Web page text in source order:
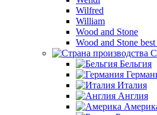
Wilfred
William
Wood and Stone
Wood and Stone
Бельгия
Италия
Англия